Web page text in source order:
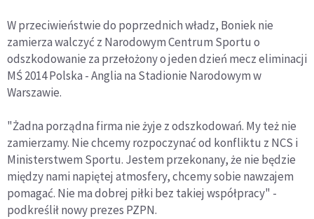
W przeciwieństwie do poprzednich władz, Boniek nie
zamierza walczyć z Narodowym Centrum Sportu o
odszkodowanie za przełożony o jeden dzień mecz eliminacji
MŚ 2014 Polska - Anglia na Stadionie Narodowym w
Warszawie.
"Żadna porządna firma nie żyje z odszkodowań. My też nie
zamierzamy. Nie chcemy rozpoczynać od konfliktu z NCS i
Ministerstwem Sportu. Jestem przekonany, że nie będzie
między nami napiętej atmosfery, chcemy sobie nawzajem
pomagać. Nie ma dobrej piłki bez takiej współpracy" -
podkreślił nowy prezes PZPN.